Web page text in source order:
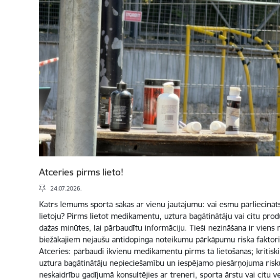
Atceries pirms lieto!
24.07.2026.
Katrs lēmums sportā sākas ar vienu jautājumu: vai esmu
lietoju? Pirms lietot medikamentu, uztura bagātinātāju vai citu
dažas minūtes, lai pārbaudītu informāciju. Tieši nezināšana ir viens
biežākajiem nejaušu antidopinga noteikumu pārkāpumu riska
Atceries: pārbaudi ikvienu medikamentu pirms tā lietošanas;
uztura bagātinātāju nepieciešamību un iespējamo piesārņojuma
neskaidrību gadījumā konsultējies ar treneri, sporta ārstu vai citu